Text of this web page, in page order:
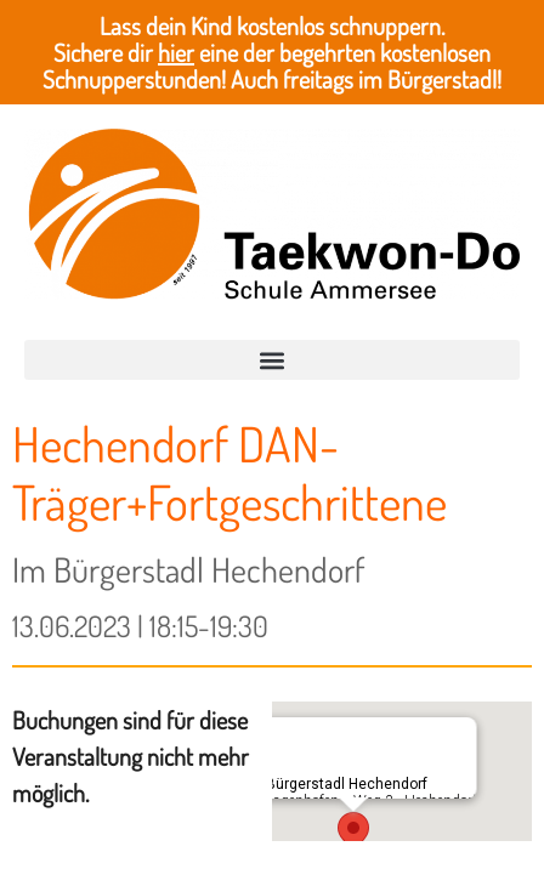
Lass dein Kind kostenlos schnuppern.
Sichere dirhiereine der begehrten kostenlosen
Schnupperstunden! Auch freitags im Bürgerstadl!
Hechendorf DAN-
Träger+Fortgeschrittene
Im Bürgerstadl Hechendorf
13.06.2023 | 18:15-19:30
Buchungen sind für diese
Veranstaltung nicht mehr
möglich.
Im Bürgerstadl Hechendorf
Schlagenhofener Weg 3 - Hechendorf